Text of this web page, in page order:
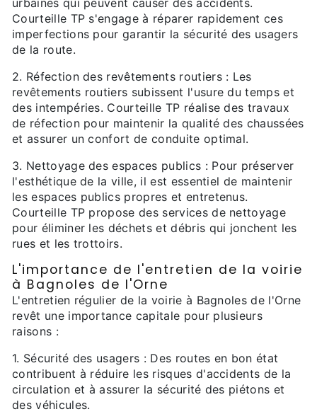
urbaines qui peuvent causer des accidents.
Courteille TP s'engage à réparer rapidement ces
imperfections pour garantir la sécurité des usagers
de la route.
2. Réfection des revêtements routiers : Les
revêtements routiers subissent l'usure du temps et
des intempéries. Courteille TP réalise des travaux
de réfection pour maintenir la qualité des chaussées
et assurer un confort de conduite optimal.
3. Nettoyage des espaces publics : Pour préserver
l'esthétique de la ville, il est essentiel de maintenir
les espaces publics propres et entretenus.
Courteille TP propose des services de nettoyage
pour éliminer les déchets et débris qui jonchent les
rues et les trottoirs.
L'importance de l'entretien de la voirie
à Bagnoles de l'Orne
L'entretien régulier de la voirie à Bagnoles de l'Orne
revêt une importance capitale pour plusieurs
raisons :
1. Sécurité des usagers : Des routes en bon état
contribuent à réduire les risques d'accidents de la
circulation et à assurer la sécurité des piétons et
des véhicules.